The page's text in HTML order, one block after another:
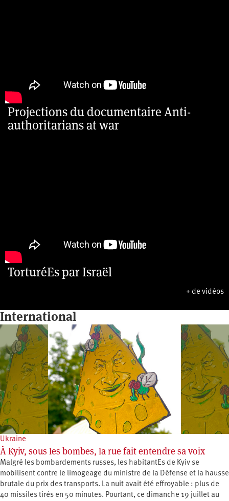
Projections du documentaire Anti-
authoritarians at war
TorturéEs par Israël
+ de vidéos
International
Ukraine
À Kyiv, sous les bombes, la rue fait entendre sa voix
Malgré les bombardements russes, les habitantEs de Kyiv se
mobilisent contre le limogeage du ministre de la Défense et la hausse
brutale du prix des transports. La nuit avait été effroyable : plus de
40 missiles tirés en 50 minutes. Pourtant, ce dimanche 19 juillet au